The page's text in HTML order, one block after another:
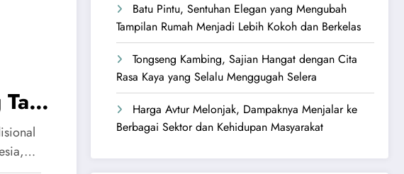
Batu Pintu, Sentuhan Elegan yang Mengubah
Tampilan Rumah Menjadi Lebih Kokoh dan Berkelas
Tongseng Kambing, Sajian Hangat dengan Cita
Rasa Kaya yang Selalu Menggugah Selera
Harga Avtur Melonjak, Dampaknya Menjalar ke
Berbagai Sektor dan Kehidupan Masyarakat